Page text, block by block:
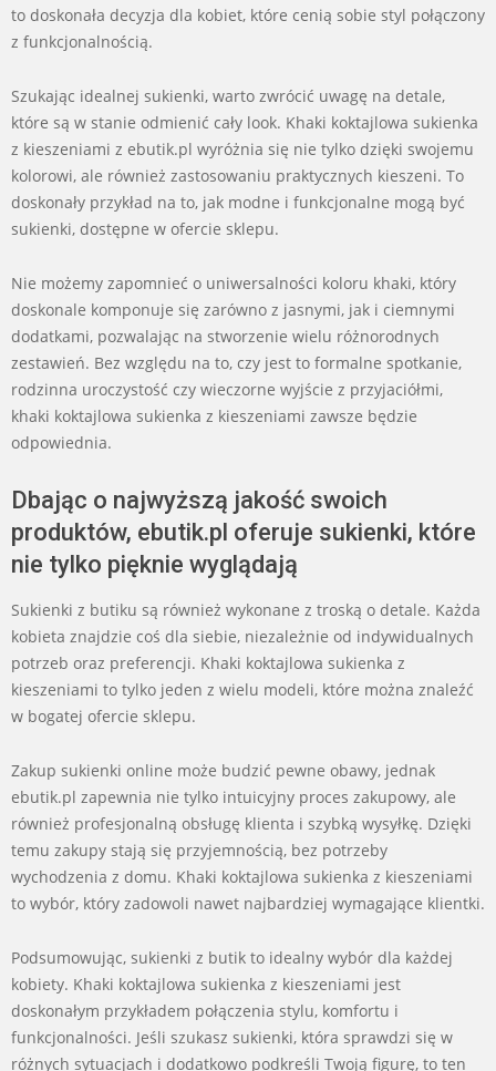
to doskonała decyzja dla kobiet, które cenią sobie styl połączony
z funkcjonalnością.
Szukając idealnej sukienki, warto zwrócić uwagę na detale,
które są w stanie odmienić cały look. Khaki koktajlowa sukienka
z kieszeniami z ebutik.pl wyróżnia się nie tylko dzięki swojemu
kolorowi, ale również zastosowaniu praktycznych kieszeni. To
doskonały przykład na to, jak modne i funkcjonalne mogą być
sukienki, dostępne w ofercie sklepu.
Nie możemy zapomnieć o uniwersalności koloru khaki, który
doskonale komponuje się zarówno z jasnymi, jak i ciemnymi
dodatkami, pozwalając na stworzenie wielu różnorodnych
zestawień. Bez względu na to, czy jest to formalne spotkanie,
rodzinna uroczystość czy wieczorne wyjście z przyjaciółmi,
khaki koktajlowa sukienka z kieszeniami zawsze będzie
odpowiednia.
Dbając o najwyższą jakość swoich
produktów, ebutik.pl oferuje sukienki, które
nie tylko pięknie wyglądają
Sukienki z butiku są również wykonane z troską o detale. Każda
kobieta znajdzie coś dla siebie, niezależnie od indywidualnych
potrzeb oraz preferencji. Khaki koktajlowa sukienka z
kieszeniami to tylko jeden z wielu modeli, które można znaleźć
w bogatej ofercie sklepu.
Zakup sukienki online może budzić pewne obawy, jednak
ebutik.pl zapewnia nie tylko intuicyjny proces zakupowy, ale
również profesjonalną obsługę klienta i szybką wysyłkę. Dzięki
temu zakupy stają się przyjemnością, bez potrzeby
wychodzenia z domu. Khaki koktajlowa sukienka z kieszeniami
to wybór, który zadowoli nawet najbardziej wymagające klientki.
Podsumowując, sukienki z butik to idealny wybór dla każdej
kobiety. Khaki koktajlowa sukienka z kieszeniami jest
doskonałym przykładem połączenia stylu, komfortu i
funkcjonalności. Jeśli szukasz sukienki, która sprawdzi się w
różnych sytuacjach i dodatkowo podkreśli Twoją figurę, to ten